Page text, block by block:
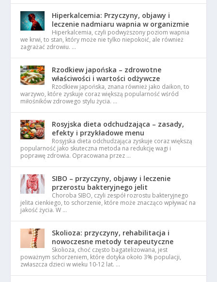
Hiperkalcemia: Przyczyny, objawy i
leczenie nadmiaru wapnia w organizmie
Hiperkalcemia, czyli podwyższony poziom wapnia
we krwi, to stan, który może nie tylko niepokoić, ale również
zagrażać zdrowiu. …
Rzodkiew japońska – zdrowotne
właściwości i wartości odżywcze
Rzodkiew japońska, znana również jako daikon, to
warzywo, które zyskuje coraz większą popularność wśród
miłośników zdrowego stylu życia. …
Rosyjska dieta odchudzająca – zasady,
efekty i przykładowe menu
Rosyjska dieta odchudzająca zyskuje coraz większą
popularność jako skuteczna metoda na redukcję wagi i
poprawę zdrowia. Opracowana przez …
SIBO – przyczyny, objawy i leczenie
przerostu bakteryjnego jelit
Choroba SIBO, czyli zespół rozrostu bakteryjnego
jelita cienkiego, to schorzenie, które może znacząco wpływać na
jakość życia. W …
Skolioza: przyczyny, rehabilitacja i
nowoczesne metody terapeutyczne
Skolioza, choć często bagatelizowana, jest
poważnym schorzeniem, które dotyka około 3% populacji,
zwłaszcza dzieci w wieku 10-12 lat. …